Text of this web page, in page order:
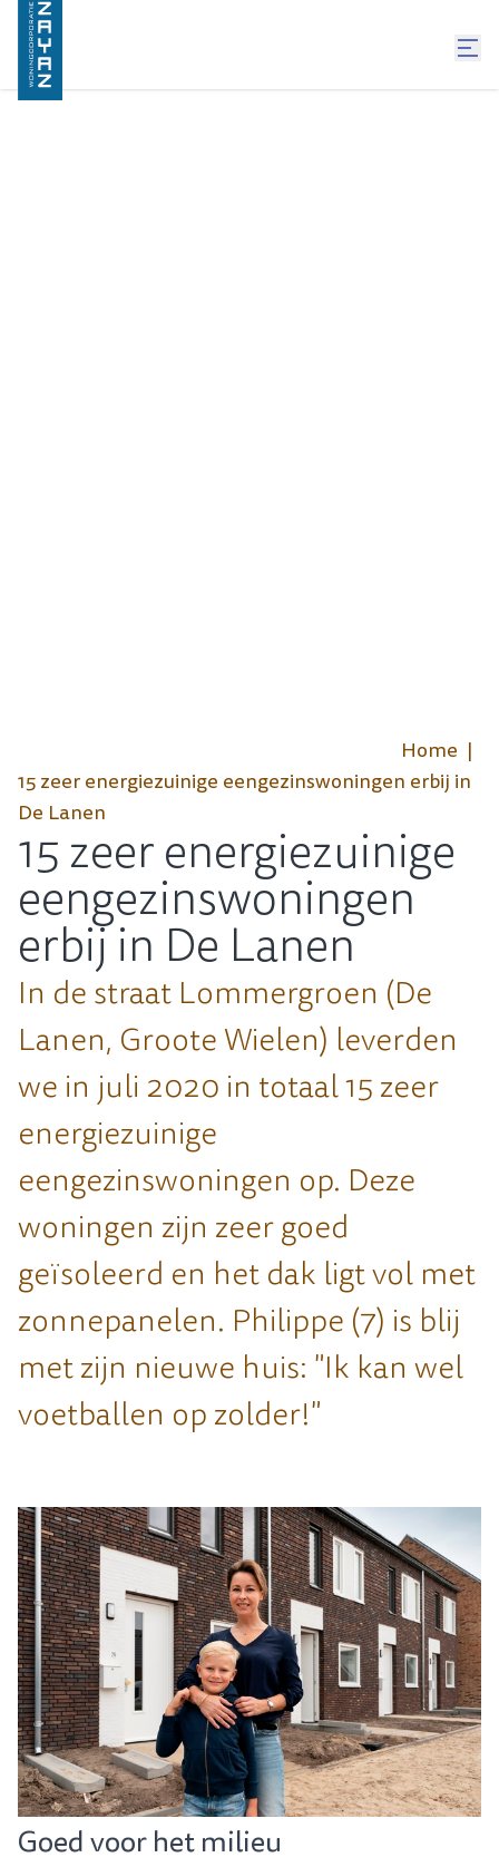
Home
15 zeer energiezuinige eengezinswoningen erbij in
De Lanen
15 zeer energiezuinige
eengezinswoningen
erbij in De Lanen
In de straat Lommergroen (De
Lanen, Groote Wielen) leverden
we in juli 2020 in totaal 15 zeer
energiezuinige
eengezinswoningen op. Deze
woningen zijn zeer goed
geïsoleerd en het dak ligt vol met
zonnepanelen. Philippe (7) is blij
met zijn nieuwe huis: "Ik kan wel
voetballen op zolder!"
Goed voor het milieu